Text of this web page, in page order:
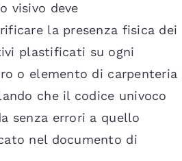
visivo deve
la presenza fisica dei
plastificati su ogni
o elemento di carpenteria
che il codice univoco
senza errori a quello
nel documento di